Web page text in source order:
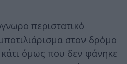
περιστατικό
στον δρόμο
όμως που δεν φάνηκε